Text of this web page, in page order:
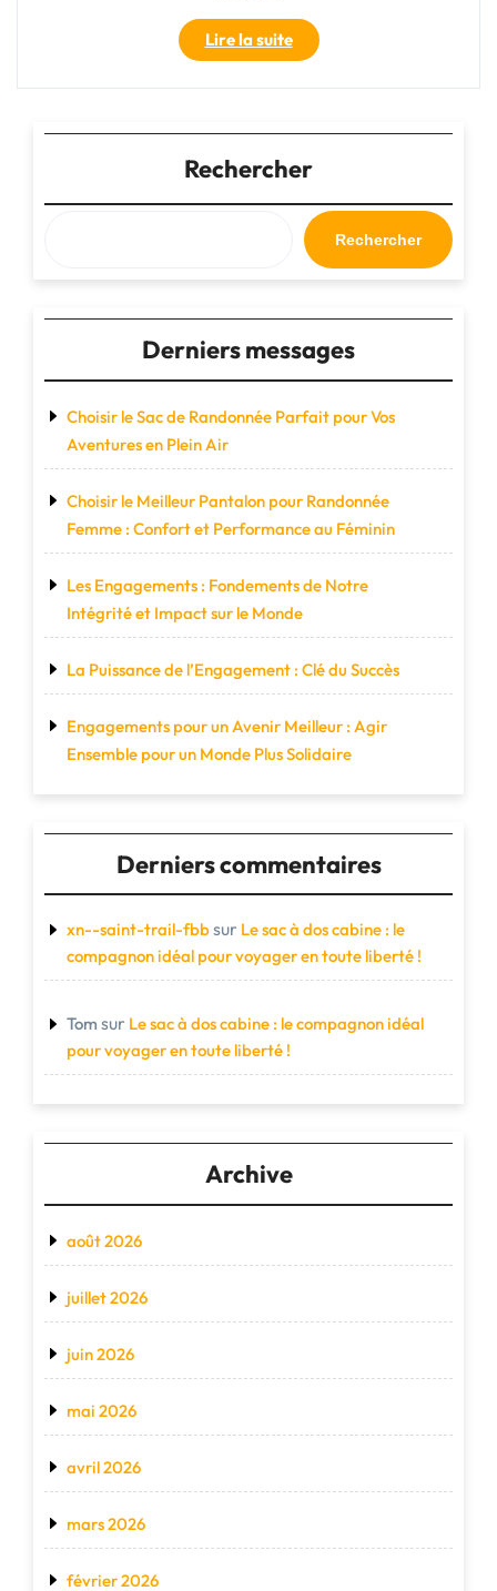
Lire la suite"Chaussures
de
Trail
:
Performance
et
Style
sur
les
Rechercher
Rechercher
Derniers messages
Choisir le Sac de Randonnée Parfait pour Vos
Aventures en Plein Air
Choisir le Meilleur Pantalon pour Randonnée
Femme : Confort et Performance au Féminin
Les Engagements : Fondements de Notre
Intégrité et Impact sur le Monde
La Puissance de l’Engagement : Clé du Succès
Engagements pour un Avenir Meilleur : Agir
Ensemble pour un Monde Plus Solidaire
Derniers commentaires
xn--saint-trail-fbbsur Le sac à dos cabine : le
compagnon idéal pour voyager en toute liberté !
Tom sur Le sac à dos cabine : le compagnon idéal
pour voyager en toute liberté !
Archive
août 2026
juillet 2026
juin 2026
mai 2026
avril 2026
mars 2026
février 2026